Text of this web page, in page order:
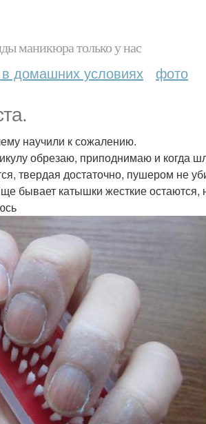
маникюра только у нас
домашних условиях фото
научили к сожалению.
обрезаю, приподнимаю и когда
твердая достаточно, пушером не
бывает катышки жесткие